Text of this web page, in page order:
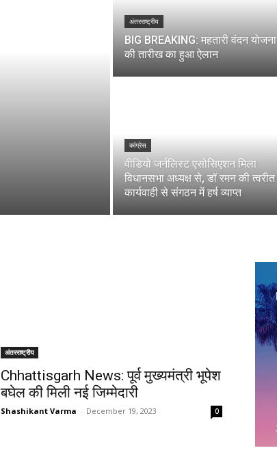
अंतरराष्ट्रीय
BIG BREAKING: महतारी वंदन योजना
की तारीख का हुआ ऐलान
कांग्रेस
वीडियो जर्नलिस्ट एसोसिएशन मिला
विधानसभा अध्यक्ष से, डॉ रमन की त्वरीत
कार्यवाही से संगठन में हर्ष व्याप्त
अंतरराष्ट्रीय
Chhattisgarh News: पूर्व मुख्यमंत्री भूपेश
बघेल की मिली नई जिम्मेदारी
Shashikant Varma - December 19, 2023 0